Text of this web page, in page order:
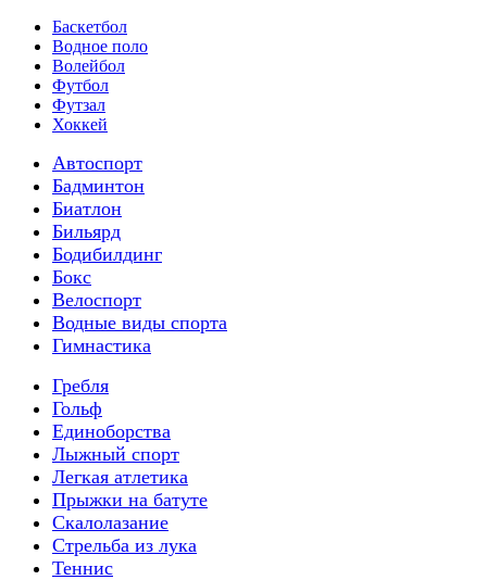
Баскетбол
Водное поло
Волейбол
Футбол
Футзал
Хоккей
Автоспорт
Бадминтон
Биатлон
Бильярд
Бодибилдинг
Бокс
Велоспорт
Водные виды спорта
Гимнастика
Гребля
Гольф
Единоборства
Лыжный спорт
Легкая атлетика
Прыжки на батуте
Скалолазание
Стрельба из лука
Теннис